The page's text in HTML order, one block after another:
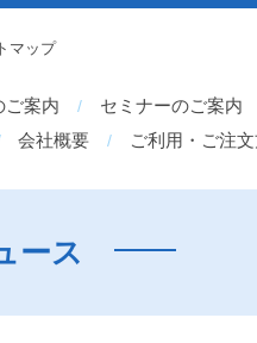
ご案内 セミナーのご案内
会社概要 ご利用・ご注
マップ
ース